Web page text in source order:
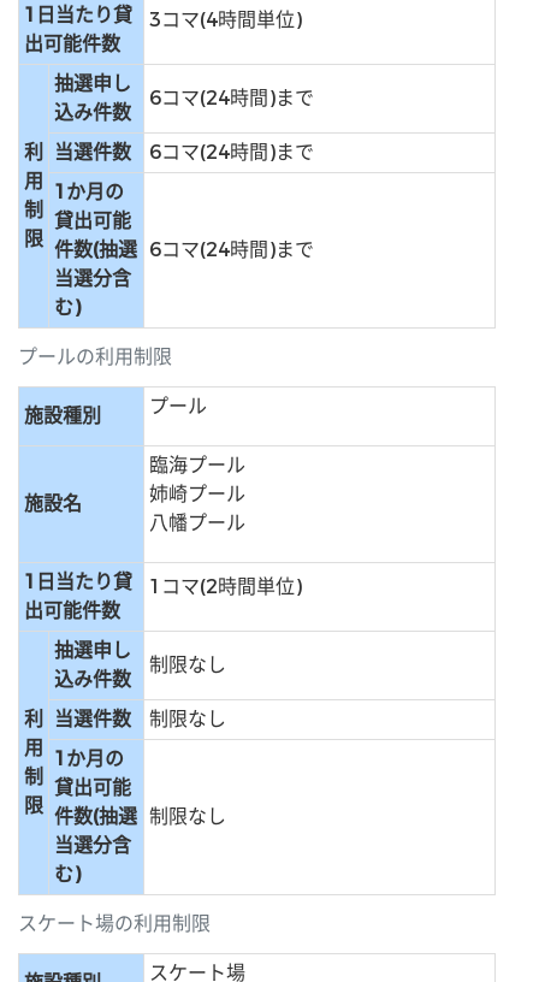
1日当たり貸
出可能件数
3コマ(4時間単位)
利
用
制
限
抽選申し
込み件数
6コマ(24時間)まで
当選件数
6コマ(24時間)まで
1か月の
貸出可能
件数(抽選
当選分含
む)
6コマ(24時間)まで
プールの利用制限
施設種別 プール
施設名
臨海プール
姉崎プール
八幡プール
1日当たり貸
出可能件数
1コマ(2時間単位)
利
用
制
限
抽選申し
込み件数
制限なし
当選件数
制限なし
1か月の
貸出可能
件数(抽選
当選分含
む)
制限なし
スケート場の利用制限
スケート場